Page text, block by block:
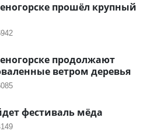
прошёл крупный
продолжают
ветром деревья
фестиваль мёда